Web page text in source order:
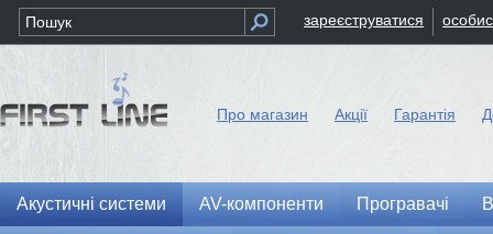
зареєструватися
Про магазин Акції Гарантія
Акустичні системи AV-компоненти Програвачі